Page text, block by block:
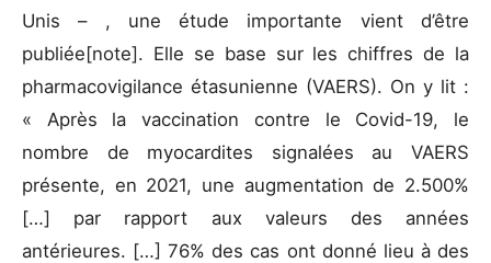
Unis – , une étude importante vient d’être
publiée[note]. Elle se base sur les chiffres de la
pharmacovigilance étasunienne (VAERS). On y lit :
« Après la vaccination contre le Covid-19, le
nombre de myocardites signalées au VAERS
présente, en 2021, une augmentation de 2.500%
[…] par rapport aux valeurs des années
antérieures. […] 76% des cas ont donné lieu à des